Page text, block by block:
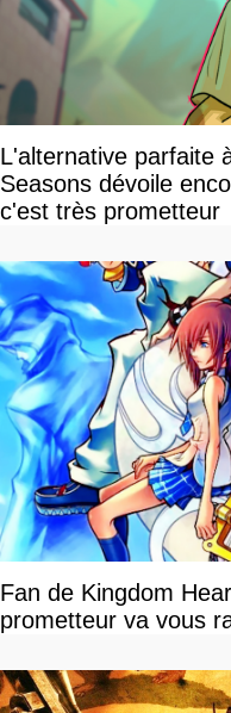
L'alternative parfaite
Seasons dévoile
c'est très prometteur
Fan de Kingdom
prometteur va vous